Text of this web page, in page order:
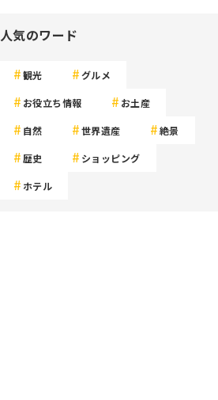
人気のワード
観光 グルメ
お役立ち情報 お土産
自然 世界遺産 絶景
歴史 ショッピング
ホテル